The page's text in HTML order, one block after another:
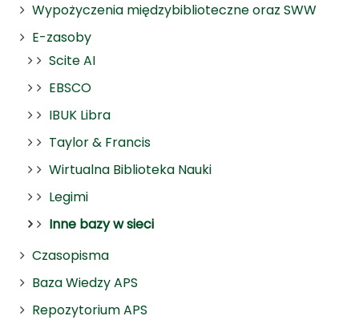
Wypożyczenia międzybiblioteczne oraz SWW
E-zasoby
Scite AI
EBSCO
IBUK Libra
Taylor & Francis
Wirtualna Biblioteka Nauki
Legimi
Inne bazy w sieci
Czasopisma
Baza Wiedzy APS
Repozytorium APS